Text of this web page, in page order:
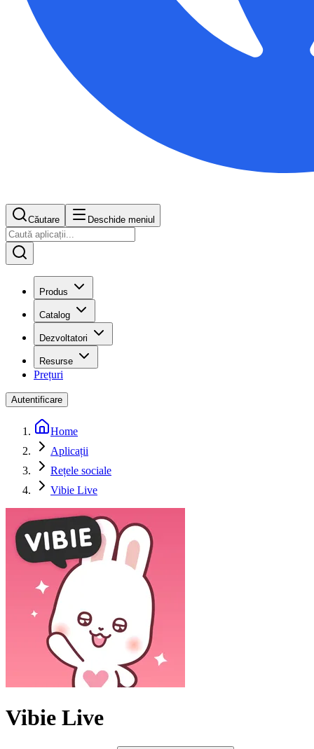
Căutare Deschide meniul
Produs
Catalog
Dezvoltatori
Resurse
Prețuri
Autentificare
Home
Aplicații
Rețele sociale
Vibie Live
Vibie Live